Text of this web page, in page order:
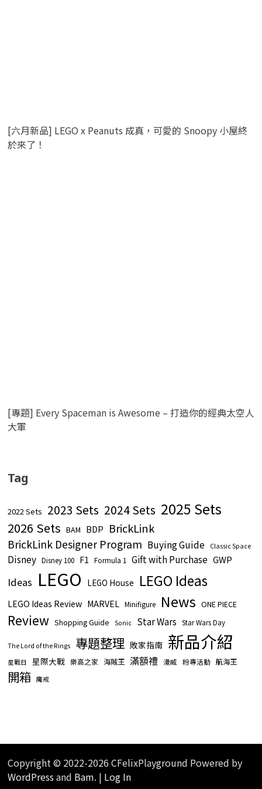
[六月新品] LEGO x Peanuts 成真，可愛的 Snoopy 小屋終
於來了！
[專題] Every Spaceman is Awesome – 打造你的經典太空人
大軍
Tag
2022 Sets 2023 Sets 2024 Sets 2025 Sets
2026 Sets BAM BDP BrickLink
BrickLink Designer Program Buying Guide Classic Space
Disney Disney 100 F1 Formula 1 Gift with Purchase GWP
Ideas LEGO LEGO House LEGO Ideas
LEGO Ideas Review MARVEL Minifigure News ONE PIECE
Review Shopping Guide Sonic Star Wars Star Wars Day
The Lord of the Rings 專題整理 敗家指南 新品介紹
星戰日 星際大戰 樂高之家 海賊王 滿額禮 漫威 粉專活動 航海王
開箱 魔戒
Copyright © 2022-2026 CFelixPlayground Powered by
WordPressand Bam. | Log In